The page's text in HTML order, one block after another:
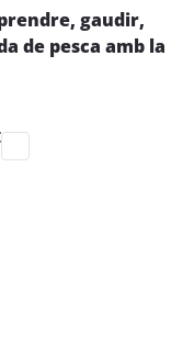
gaudir,
de pesca amb la